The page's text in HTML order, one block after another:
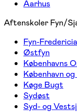
Aarhus
Aftenskoler Fyn/
Fyn-Fredericia
Østfyn
Københavns
København
Køge Bugt
Sydøst
Syd- og